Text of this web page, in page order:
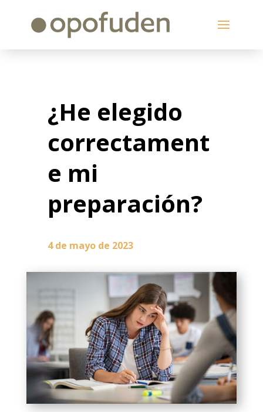
¿He elegido
correctament
e mi
preparación?
4 de mayo de 2023